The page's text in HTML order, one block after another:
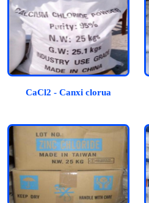
CaCl2 - Canxi clorua